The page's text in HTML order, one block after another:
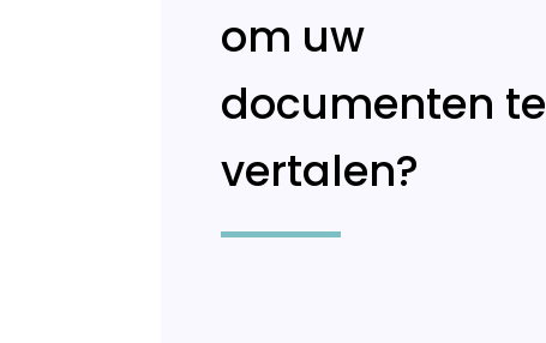
om uw
documenten te
vertalen?